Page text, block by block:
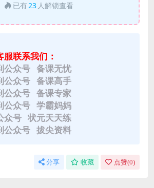
已有23 人解锁查看
联系我们：
公众号 备课无忧
公众号 备课高手
公众号 备课专家
公众号 学霸妈妈
众号 状元天天练
公众号 拔尖资料
分享 收藏 点赞(0)